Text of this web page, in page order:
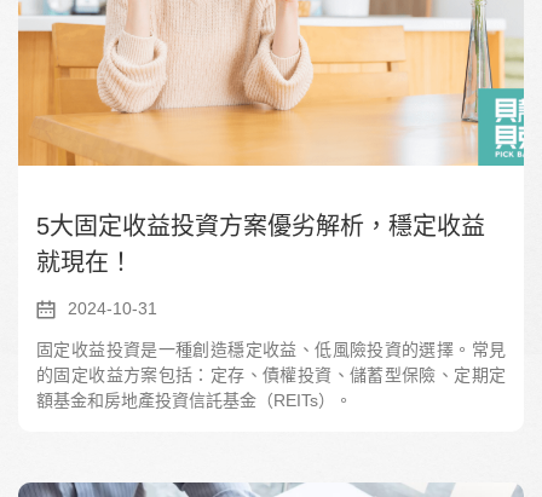
5大固定收益投資方案優劣解析，穩定收益
就現在！
2024-10-31
固定收益投資是一種創造穩定收益、低風險投資的選擇。常見
的固定收益方案包括：定存、債權投資、儲蓄型保險、定期定
額基金和房地產投資信託基金（REITs）。